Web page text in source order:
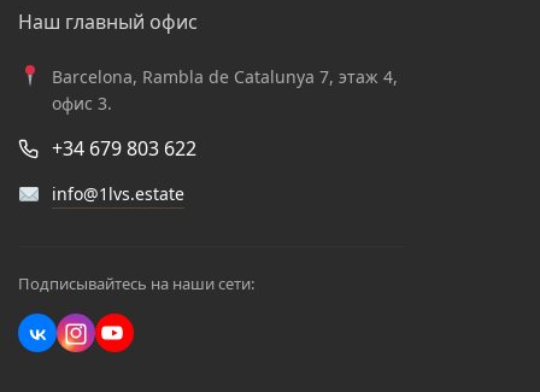
Наш главный офис
Barcelona, Rambla de Catalunya 7, этаж 4,
офис 3.
+34 679 803 622
info@1lvs.estate
Подписывайтесь на наши сети: